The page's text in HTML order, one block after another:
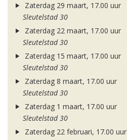
Zaterdag 29 maart, 17.00 uur
Sleutelstad 30
Zaterdag 22 maart, 17.00 uur
Sleutelstad 30
Zaterdag 15 maart, 17.00 uur
Sleutelstad 30
Zaterdag 8 maart, 17.00 uur
Sleutelstad 30
Zaterdag 1 maart, 17.00 uur
Sleutelstad 30
Zaterdag 22 februari, 17.00 uur